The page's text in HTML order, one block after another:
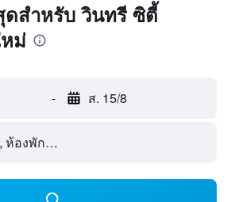
สำหรับ วินทรี ซิตี้
ม่
- ส. 15/8
องพัก 1 ห้อง